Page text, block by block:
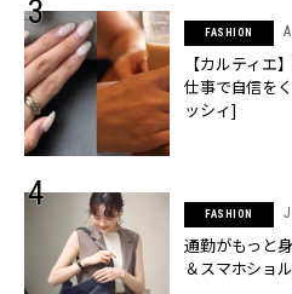
FASHION
【カルティエ
仕事で自信を
ッシィ]
FASHION
通勤がもっと
＆スマホショ